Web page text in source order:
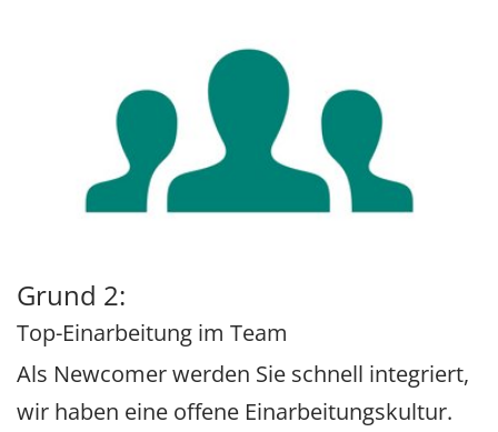
Grund 2:
Top-Einarbeitung im Team
Als Newcomer werden Sie schnell integriert,
wir haben eine offene Einarbeitungskultur.